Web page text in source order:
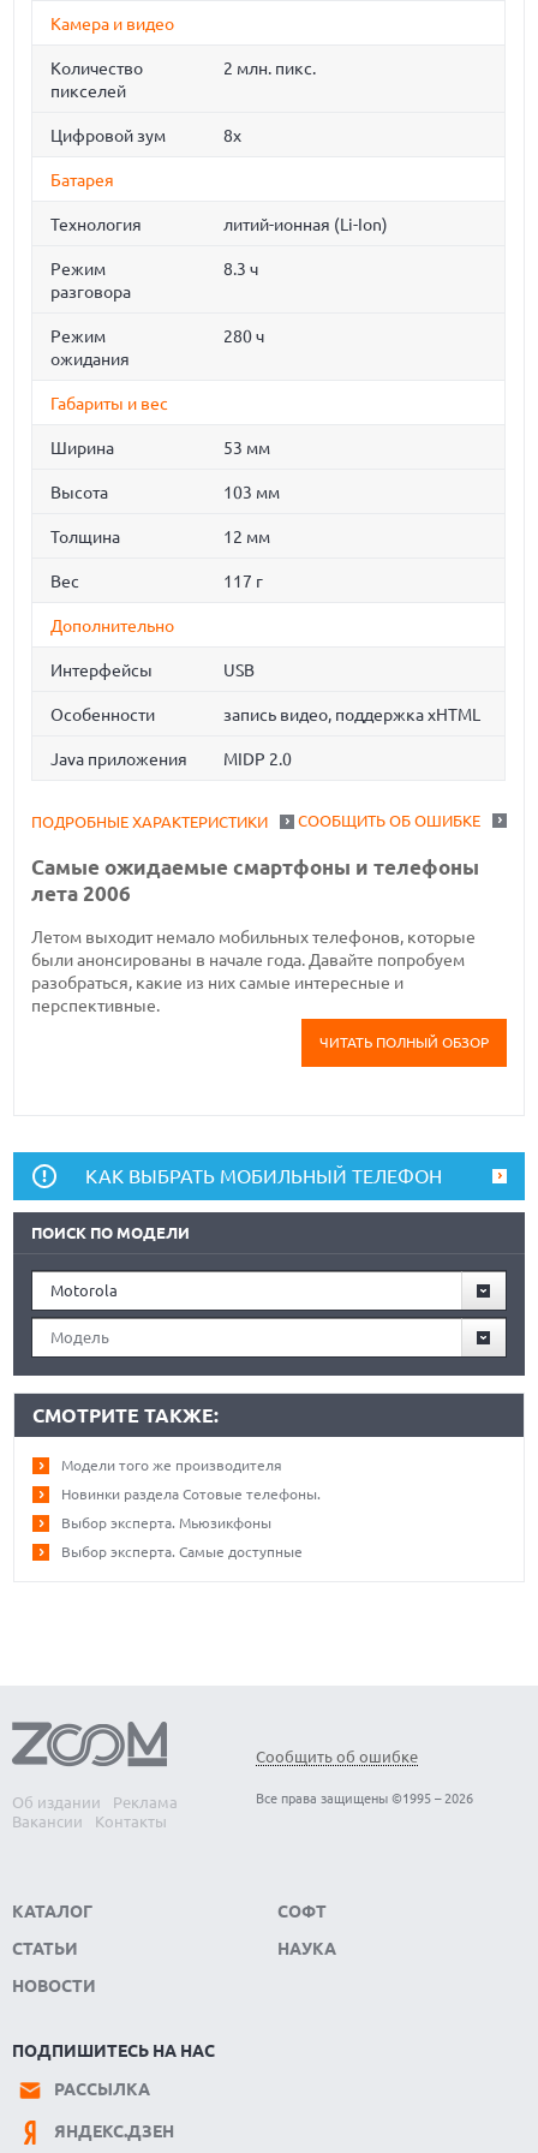
Камера и видео
Количество
пикселей
2 млн. пикс.
Цифровой зум 8x
Батарея
Технология литий-ионная (Li-Ion)
Режим
разговора
8.3 ч
Режим
ожидания
280 ч
Габариты и вес
Ширина 53 мм
Высота 103 мм
Толщина 12 мм
Вес 117 г
Дополнительно
Интерфейсы USB
Особенности запись видео, поддержка xHTML
Java приложения MIDP 2.0
СООБЩИТЬ ОБ ОШИБКЕ
ПОДРОБНЫЕ ХАРАКТЕРИСТИКИ
Самые ожидаемые смартфоны и телефоны
лета 2006
Летом выходит немало мобильных телефонов, которые
были анонсированы в начале года. Давайте попробуем
разобраться, какие из них самые интересные и
перспективные.
ЧИТАТЬ ПОЛНЫЙ ОБЗОР
КАК ВЫБРАТЬ МОБИЛЬНЫЙ ТЕЛЕФОН
ПОИСК ПО МОДЕЛИ
Motorola
Модель
СМОТРИТЕ ТАКЖЕ:
Модели того же производителя
Новинки раздела Сотовые телефоны.
Выбор эксперта. Мьюзикфоны
Выбор эксперта. Самые доступные
Об издании
Реклама
Вакансии
Контакты
Сообщить об ошибке
Все права защищены ©1995 – 2026
КАТАЛОГ
СТАТЬИ
НОВОСТИ
СОФТ
НАУКА
ПОДПИШИТЕСЬ НА НАС
РАССЫЛКА
ЯНДЕКС.ДЗЕН